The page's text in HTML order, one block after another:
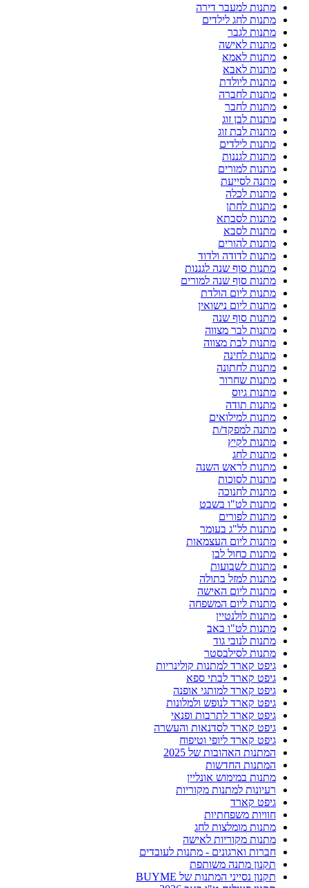
מתנות למעבר דירה
מתנות לחג לילדים
מתנות לגבר
מתנות לאישה
מתנות לאמא
מתנות לאבא
מתנות ליולדת
מתנות לחברה
מתנות לחבר
מתנות לבן זוג
מתנות לבת זוג
מתנות לילדים
מתנות לגננות
מתנות למורים
מתנה לסייעת
מתנות לכלה
מתנות לחתן
מתנות לסבתא
מתנות לסבא
מתנות להורים
מתנות לדודה ולדוד
מתנות סוף שנה לגננות
מתנות סוף שנה למורים
מתנות ליום הולדת
מתנות ליום נישואין
מתנות סוף שנה
מתנות לבר מצווה
מתנות לבת מצווה
מתנות לחינה
מתנות לחתונה
מתנות שחרור
מתנות גיוס
מתנות תודה
מתנות למילואים
מתנה למפקד/ת
מתנות לקיץ
מתנות לחג
מתנות לראש השנה
מתנות לסוכות
מתנות לחנוכה
מתנות לט"ו בשבט
מתנות לפורים
מתנות לל"ג בעומר
מתנות ליום העצמאות
מתנות כחול לבן
מתנות לשבועות
מתנות למזל בתולה
מתנות ליום האישה
מתנות ליום המשפחה
מתנות לולנטיין
מתנות לט"ו באב
מתנות לנובי גוד
מתנות לסילבסטר
גיפט קארד למתנות קולינריות
גיפט קארד לבתי ספא
גיפט קארד למותגי אופנה
גיפט קארד לנופש ולמלונות
גיפט קארד לתרבות ופנאי
גיפט קארד לסדנאות והעשרה
גיפט קארד ליופי וטיפוח
המתנות האהובות של 2025
המתנות החדשות
מתנות במימוש אונליין
רעיונות למתנות מקוריות
גיפט קארד
חוויות משפחתיות
מתנות מומלצות לחג
מתנות מקוריות לאישה
חברות וארגונים - מתנות לעובדים
תקנון מתנה משותפת
תקנון נסייני המתנות של BUYME